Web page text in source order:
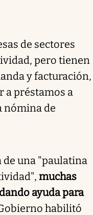
de sectores
pero tienen
y facturación,
a préstamos a
nómina de
de una "paulatina
muchas
ayuda para
habilitó